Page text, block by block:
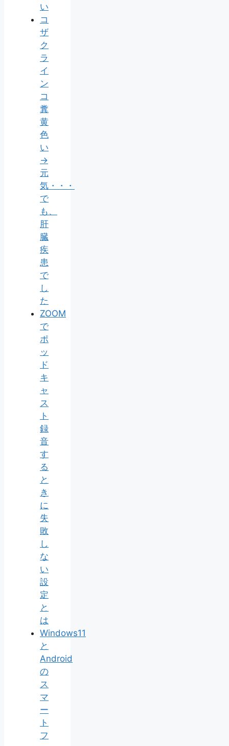
い
コ
ザ
ク
ラ
イ
ン
コ
糞
黄
色
い
→
元
気・・・
で
も、
肝
臓
疾
患
で
し
た
ZOOM
で
ポ
ッ
ド
キ
ャ
ス
ト
録
音
す
る
と
き
に
失
敗
し
な
い
設
定
と
は
Windows11
と
Android
の
ス
マ
ー
ト
フ